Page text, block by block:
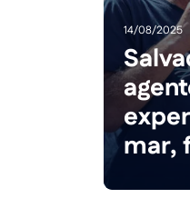
14/08/2025
mar,